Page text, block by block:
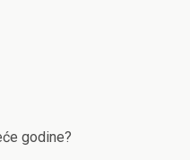
godine?